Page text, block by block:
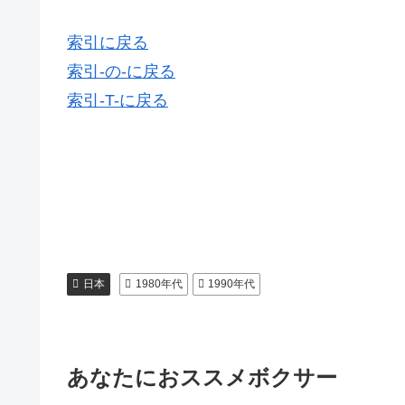
索引に戻る
索引-の-に戻る
索引-T-に戻る
日本 1980年代 1990年代
あなたにおススメボクサー